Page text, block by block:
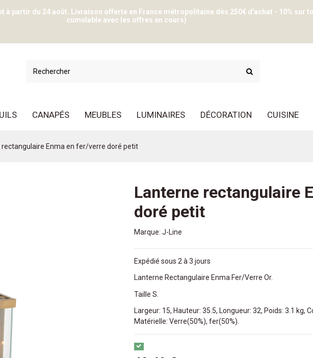
partir du 24 août. Livraison offerte en France métropolitaine dès 250€ d'achat - 10% sur
cumulable avec les offres en cours)
CANAPÉS MEUBLES LUMINAIRES DÉCORATION CUISINE
rectangulaire Enma en fer/verre doré petit
Lanterne rectangulaire
doré petit
Marque: J-Line
Expédié sous 2 à 3 jours
Lanterne Rectangulaire Enma Fer/Verre Or.
Taille S.
Largeur: 15, Hauteur: 35.5, Longueur: 32, Poids: 3.1 kg,
Matérielle: Verre(50%), fer(50%).